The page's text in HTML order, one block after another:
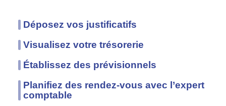
Déposez vos justificatifs
Visualisez votre trésorerie
Établissez des prévisionnels
Planifiez des rendez-vous avec l’expert
comptable